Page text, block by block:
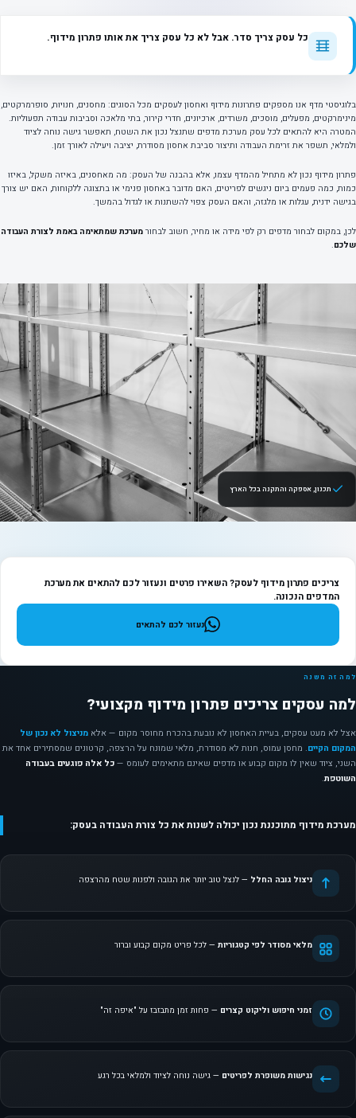
כל עסק צריך סדר. אבל לא כל עסק צריך את אותו פתרון מידוף.
בלוגיסטי מדף אנו מספקים פתרונות מידוף ואחסון לעסקים מכל הסוגים: מחסנים, חנויות, סופרמרקטים,
מינימרקטים, מפעלים, מוסכים, משרדים, ארכיונים, חדרי קירור, בתי מלאכה וסביבות עבודה תפעוליות.
המטרה היא להתאים לכל עסק מערכת מדפים שתנצל נכון את השטח, תאפשר גישה נוחה לציוד
ולמלאי, תשפר את זרימת העבודה ותיצור סביבת אחסון מסודרת, יציבה ויעילה לאורך זמן.
פתרון מידוף נכון לא מתחיל מהמדף עצמו, אלא בהבנה של העסק: מה מאחסנים, באיזה משקל, באיזו
כמות, כמה פעמים ביום ניגשים לפריטים, האם מדובר באחסון פנימי או בתצוגה ללקוחות, האם יש צורך
בגישה ידנית, עגלות או מלגזה, והאם העסק צפוי להשתנות או לגדול בהמשך.
לכן, במקום לבחור מדפים רק לפי מידה או מחיר, חשוב לבחור מערכת שמתאימה באמת לצורת העבודה
שלכם.
תכנון, אספקה והתקנה בכל הארץ
צריכים פתרון מידוף לעסק? השאירו פרטים ונעזור לכם להתאים את מערכת
המדפים הנכונה.
נעזור לכם להתאים
למה זה משנה
למה עסקים צריכים פתרון מידוף מקצועי?
אצל לא מעט עסקים, בעיית האחסון לא נובעת בהכרח מחוסר מקום — אלא מניצול לא נכון של
המקום הקיים. מחסן עמוס, חנות לא מסודרת, מלאי שמונח על הרצפה, קרטונים שמסתירים אחד את
השני, ציוד שאין לו מקום קבוע או מדפים שאינם מתאימים לעומס —כל אלה פוגעים בעבודה
השוטפת.
מערכת מידוף מתוכננת נכון יכולה לשנות את כל צורת העבודה בעסק:
ניצול גובה החלל — לנצל טוב יותר את הגובה ולפנות שטח מהרצפה
מלאי מסודר לפי קטגוריות — לכל פריט מקום קבוע וברור
זמני חיפוש וליקוט קצרים — פחות זמן מתבזבז על "איפה זה"
נגישות משופרת לפריטים — גישה נוחה לציוד ולמלאי בכל רגע